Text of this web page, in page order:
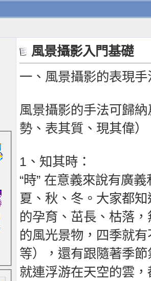
風景攝影入門基礎
一、風景攝影的表現手
風景攝影的手法可歸
勢、表其質、現其偉）
1、知其時：
“時” 在意義來說有廣
夏、秋、冬。大家都
的孕育、茁長、枯落
的風光景物，四季就
等），還有跟隨著季
就連浮游在天空的雲